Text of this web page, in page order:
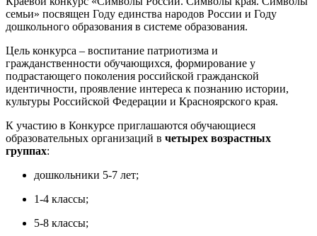
семьи» посвящен Году единства народов России и Году
дошкольного образования в системе образования.
Цель конкурса – воспитание патриотизма и
гражданственности обучающихся, формирование у
подрастающего поколения российской гражданской
идентичности, проявление интереса к познанию истории,
культуры Российской Федерации и Красноярского края.
К участию в Конкурсе приглашаются обучающиеся
образовательных организаций в четырех возрастных
группах:
дошкольники 5-7 лет;
1-4 классы;
5-8 классы;